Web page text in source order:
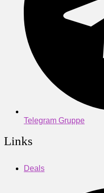
Telegram Gruppe
Links
Deals